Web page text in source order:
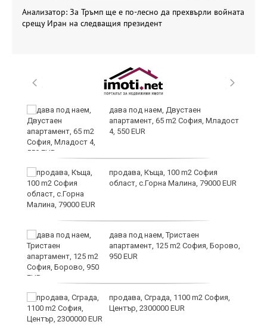
Анализатор: За Тръмп ще е по-лесно да прехвърли войната
срещу Иран на следващия президент
дава под наем, Двустаен
апартамент, 65 m2 София, Младост
4, 550 EUR
продава, Къща, 100 m2 София
област, с.Горна Малина, 79000 EUR
дава под наем, Тристаен
апартамент, 125 m2 София, Борово,
950 EUR
продава, Сграда, 1100 m2 София,
Център, 2300000 EUR